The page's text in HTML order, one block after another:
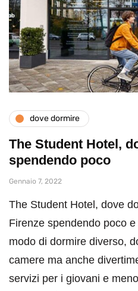
dove dormire
The Student Hotel,
spendendo poco
Gennaio 7, 2022
The Student Hotel, dove
Firenze spendendo poco
modo di dormire diverso,
camere ma anche
servizi per i giovani e